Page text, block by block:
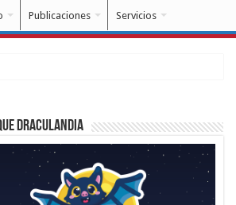
Publicaciones Servicios
Draculandia